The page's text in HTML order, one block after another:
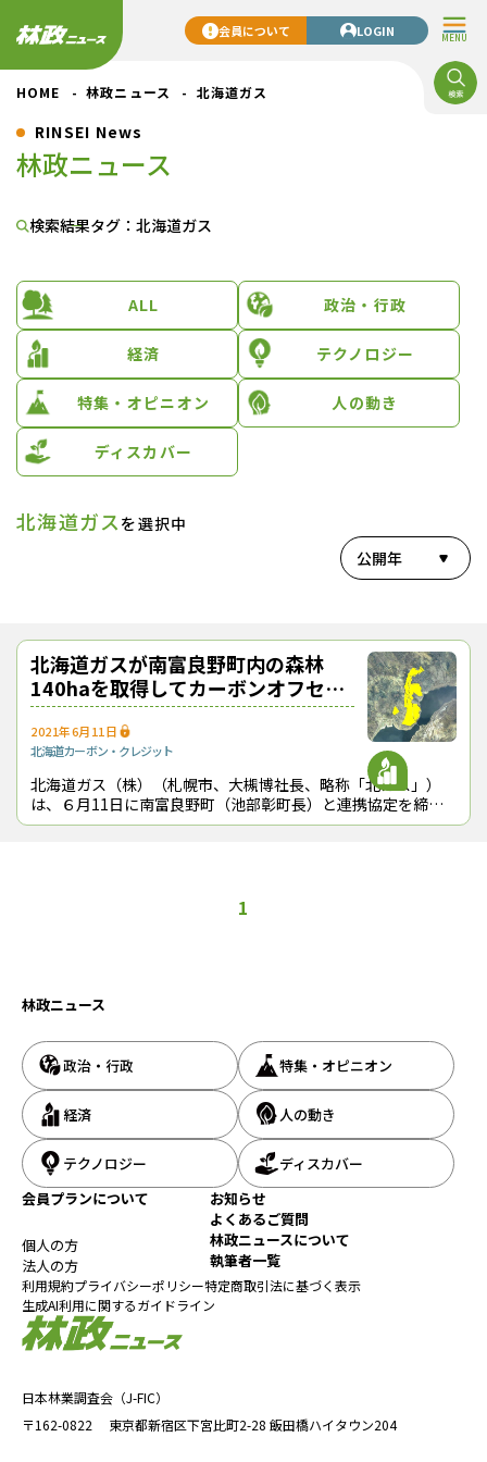
MENU
会員について LOGIN
HOME 林政ニュース 北海道ガス
RINSEI News
林政ニュース
検索結果タグ：北海道ガス
ALL 政治・行政
経済 テクノロジー
特集・オピニオン 人の動き
ディスカバー
北海道ガス を選択中
公開年
北海道ガスが南富良野町内の森林
140haを取得してカーボンオフセッ
ト
2021年6月11日
北海道カーボン・クレジット
北海道ガス（株）（札幌市、大槻博社長、略称「北ガス」）
は、６月11日に南富良野町（池部彰町長）と連携協定を締結
し、同町内のカラマツ林約140haを今年度（2021年度）中に
1
日本林業調査会（J-FIC）
〒162-0822
東京都新宿区下宮比町2-28 飯田橋ハイタウン204
林政ニュース
政治・行政 特集・オピニオン
経済 人の動き
テクノロジー
ディスカバー
会員プランについて
個人の方
法人の方
お知らせ
よくあるご質問
林政ニュースについて
執筆者一覧
利用規約プライバシーポリシー特定商取引法に基づく表示
生成AI利用に関するガイドライン